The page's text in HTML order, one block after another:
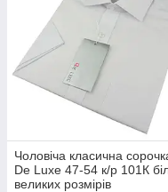
Чоловіча класична
De Luxe 47-54 к/р 101К
великих розмірів